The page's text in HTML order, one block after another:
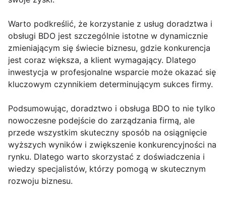
Warto podkreślić, że korzystanie z usług doradztwa i
obsługi BDO jest szczególnie istotne w dynamicznie
zmieniającym się świecie biznesu, gdzie konkurencja
jest coraz większa, a klient wymagający. Dlatego
inwestycja w profesjonalne wsparcie może okazać się
kluczowym czynnikiem determinującym sukces firmy.
Podsumowując, doradztwo i obsługa BDO to nie tylko
nowoczesne podejście do zarządzania firmą, ale
przede wszystkim skuteczny sposób na osiągnięcie
wyższych wyników i zwiększenie konkurencyjności na
rynku. Dlatego warto skorzystać z doświadczenia i
wiedzy specjalistów, którzy pomogą w skutecznym
rozwoju biznesu.